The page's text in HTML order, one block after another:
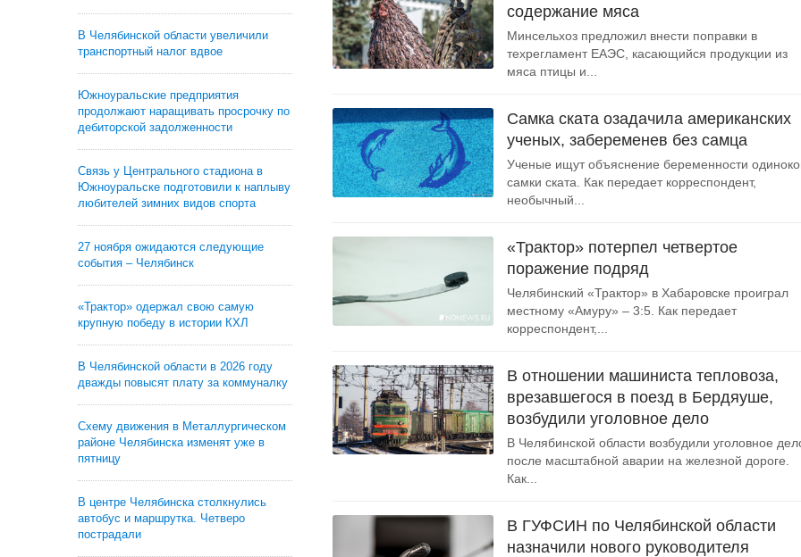
В Челябинской области увеличили
транспортный налог вдвое
Южноуральские предприятия
продолжают наращивать просрочку по
дебиторской задолженности
Связь у Центрального стадиона в
Южноуральске подготовили к наплыву
любителей зимних видов спорта
27 ноября ожидаются следующие
события – Челябинск
«Трактор» одержал свою самую
крупную победу в истории КХЛ
В Челябинской области в 2026 году
дважды повысят плату за коммуналку
Схему движения в Металлургическом
районе Челябинска изменят уже в
пятницу
В центре Челябинска столкнулись
автобус и маршрутка. Четверо
пострадали
содержание мяса
Минсельхоз предложил внести поправки в
техрегламент ЕАЭС, касающийся продукции из
мяса птицы и...
Самка ската озадачила американских
ученых, забеременев без самца
Ученые ищут объяснение беременности
самки ската. Как передает корреспондент,
необычный...
«Трактор» потерпел четвертое
поражение подряд
Челябинский «Трактор» в Хабаровске проиграл
местному «Амуру» – 3:5. Как передает
корреспондент,...
В отношении машиниста тепловоза,
врезавшегося в поезд в Бердяуше,
возбудили уголовное дело
В Челябинской области возбудили уголовное
после масштабной аварии на железной дороге.
Как...
В ГУФСИН по Челябинской области
назначили нового руководителя